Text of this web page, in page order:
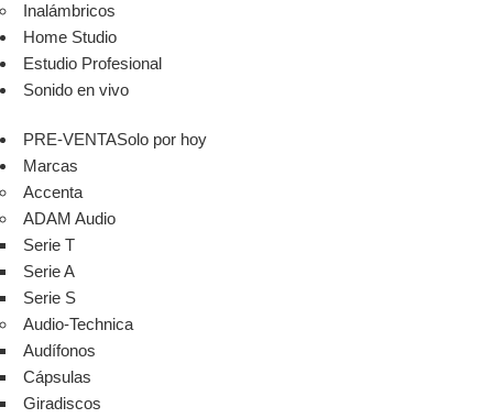
Inalámbricos
Home Studio
Estudio Profesional
Sonido en vivo
PRE-VENTASolo por hoy
Marcas
Accenta
ADAM Audio
Serie T
Serie A
Serie S
Audio-Technica
Audífonos
Cápsulas
Giradiscos